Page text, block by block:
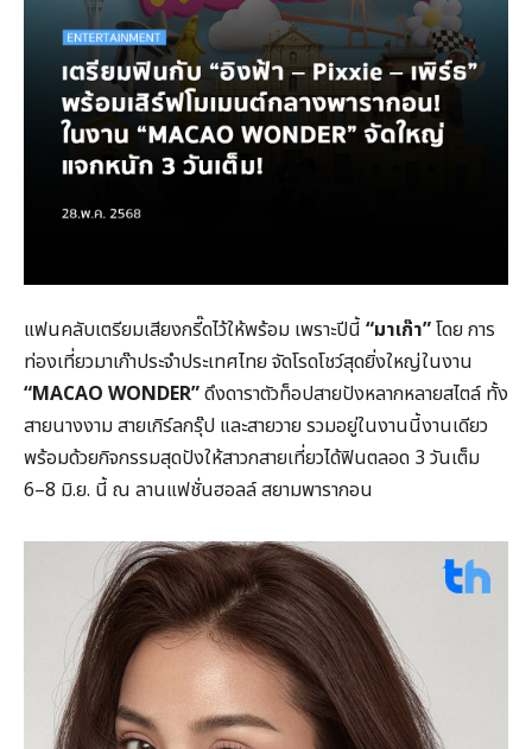
แฟนคลับเตรียมเสียงกรี๊ดไว้ให้พร้อม เพราะปีนี้ “มาเก๊า”โดย การ
ท่องเที่ยวมาเก๊าประจำประเทศไทย จัดโรดโชว์สุดยิ่งใหญ่ในงาน
“MACAO WONDER”ดึงดาราตัวท็อปสายปังหลากหลายสไตล์ ทั้ง
สายนางงาม สายเกิร์ลกรุ๊ป และสายวาย รวมอยู่ในงานนี้งานเดียว
พร้อมด้วยกิจกรรมสุดปังให้สาวกสายเที่ยวได้ฟินตลอด 3 วันเต็ม
6–8 มิ.ย. นี้ ณ ลานแฟชั่นฮอลล์ สยามพารากอน